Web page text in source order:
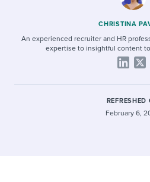
CHRISTINA
An experienced recruiter and HR
expertise to insightful content
REFRESHED
February 6,